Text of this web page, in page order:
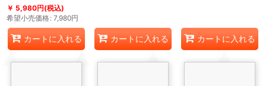
5,980円(税込)
希望小売価格: 7,980円
カートに入れる カートに入れる カートに入れる